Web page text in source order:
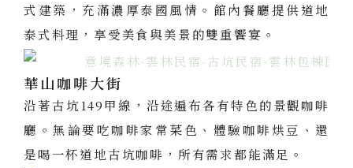
式建築，充滿濃厚泰國風情。館內餐廳提供道地
泰式料理，享受美食與美景的雙重饗宴。
華山咖啡大街
沿著古坑149甲線，沿途遍布各有特色的景觀咖啡
廳。無論要吃咖啡家常菜色、體驗咖啡烘豆、還
是喝一杯道地古坑咖啡，所有需求都能滿足。